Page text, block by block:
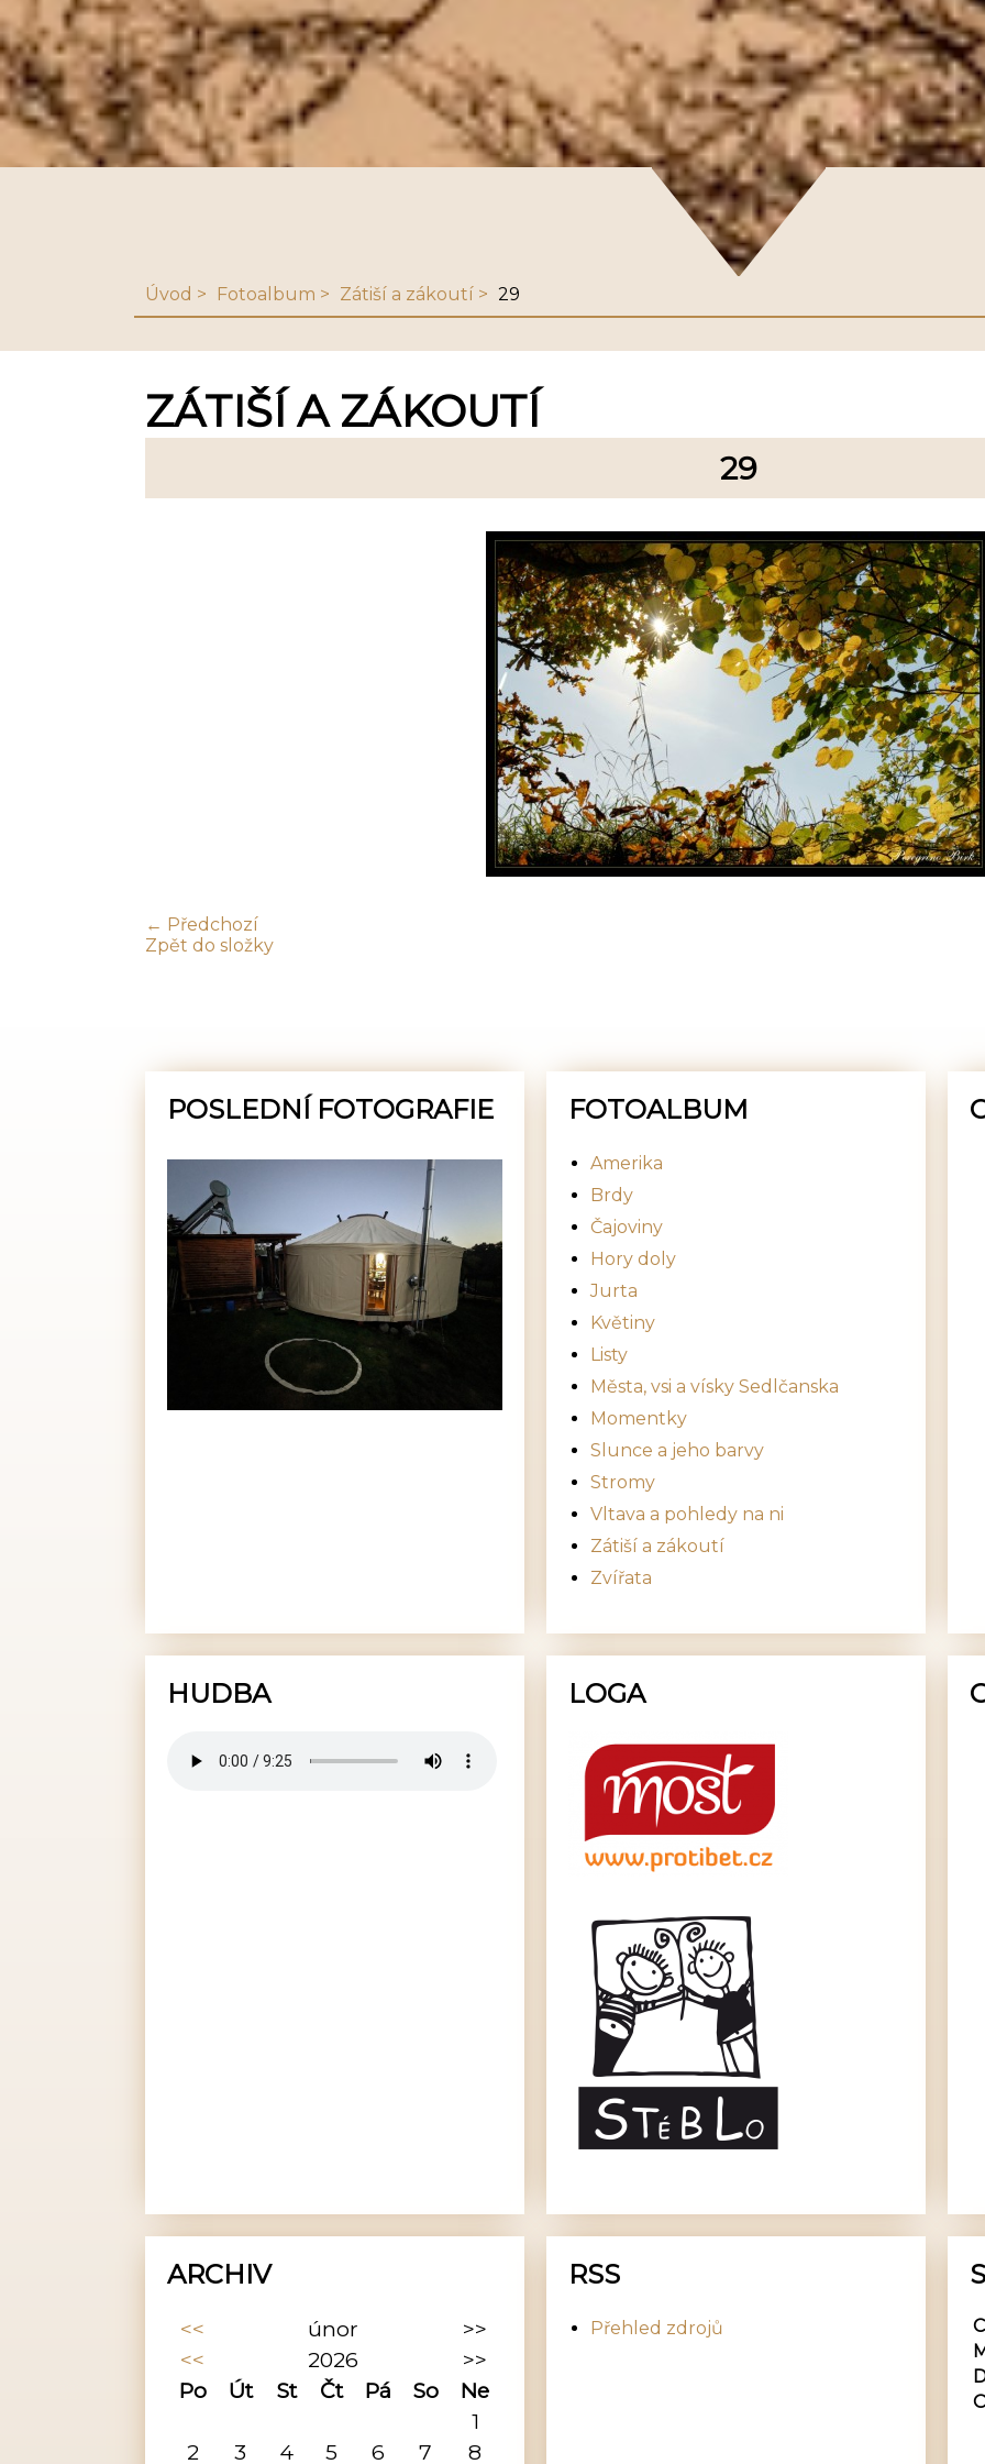
Úvod Fotoalbum Zátiší a zákoutí 29
ZÁTIŠÍ A ZÁKOUTÍ
29
← Předchozí
Zpět do složky
POSLEDNÍ FOTOGRAFIE FOTOALBUM
Amerika
Brdy
Čajoviny
Hory doly
Jurta
Květiny
Listy
Města, vsi a vísky Sedlčanska
Momentky
Slunce a jeho barvy
Stromy
Vltava a pohledy na ni
Zátiší a zákoutí
Zvířata
HUDBA LOGA
ARCHIV
<< únor
>>
<<
2026
>>
Po
Út St Čt Pá So
Ne
1
2
3 4 5 6 7 8
RSS
Přehled zdrojů